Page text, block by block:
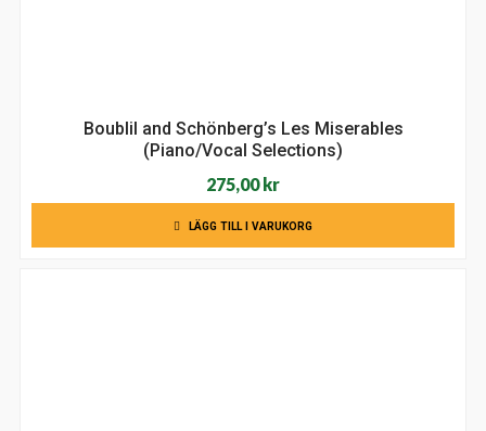
Boublil and Schönberg’s Les Miserables
(Piano/Vocal Selections)
275,00 kr
LÄGG TILL I VARUKORG